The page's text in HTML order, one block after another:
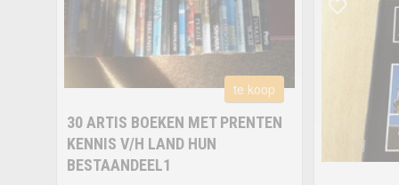
te koop
30 ARTIS BOEKEN MET PRENTEN
KENNIS V/H LAND HUN
BESTAANDEEL1